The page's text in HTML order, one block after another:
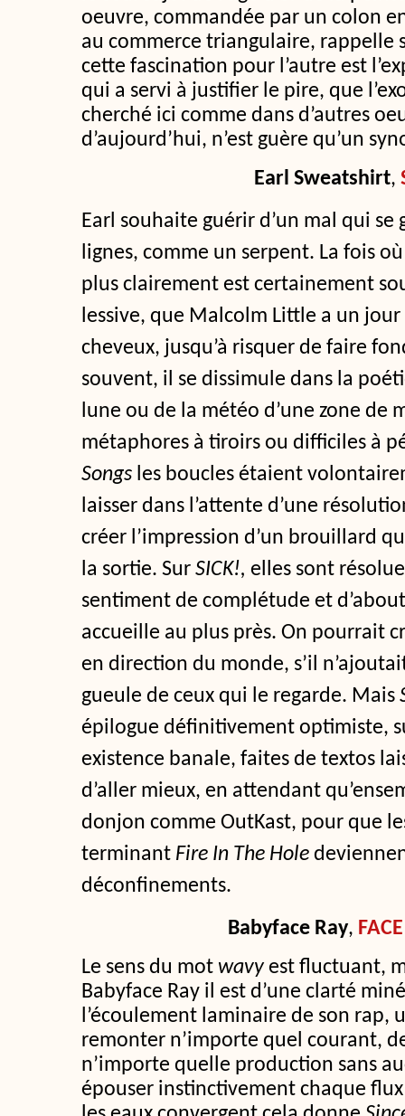
oeuvre, commandée par un colon
au commerce triangulaire, rappelle
cette fascination pour l’autre est
qui a servi à justifier le pire, que
cherché ici comme dans d’autres
d’aujourd’hui, n’est guère qu’un
Earl Sweatshirt,
Earl souhaite guérir d’un mal qui se
lignes, comme un serpent. La fois
plus clairement est certainement
lessive, que Malcolm Little a un
cheveux, jusqu’à risquer de faire
souvent, il se dissimule dans la
lune ou de la météo d’une zone de
métaphores à tiroirs ou difficiles à
Songs les boucles étaient
laisser dans l’attente d’une
créer l’impression d’un brouillard
la sortie. Sur SICK!, elles sont
sentiment de complétude et
accueille au plus près. On pourrait
en direction du monde, s’il
gueule de ceux qui le regarde. Mais
épilogue définitivement optimiste,
existence banale, faites de textos
d’aller mieux, en attendant
donjon comme OutKast, pour que
terminant Fire In The Hole
déconfinements.
Babyface Ray,
Le sens du mot wavy est fluctuant,
Babyface Ray il est d’une clarté
l’écoulement laminaire de son rap,
remonter n’importe quel courant,
n’importe quelle production sans
épouser instinctivement chaque